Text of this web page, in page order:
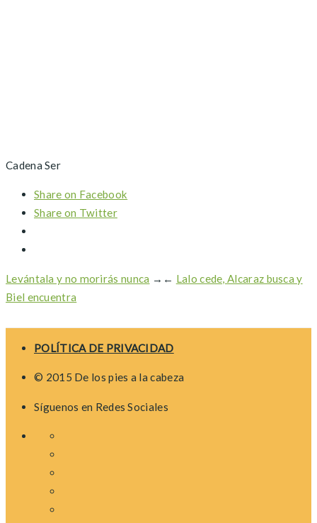
Cadena Ser
Share on Facebook
Share on Twitter
Levántala y no morirás nunca → ← Lalo cede, Alcaraz busca y
Biel encuentra
POLÍTICA DE PRIVACIDAD
© 2015 De los pies a la cabeza
Síguenos en Redes Sociales